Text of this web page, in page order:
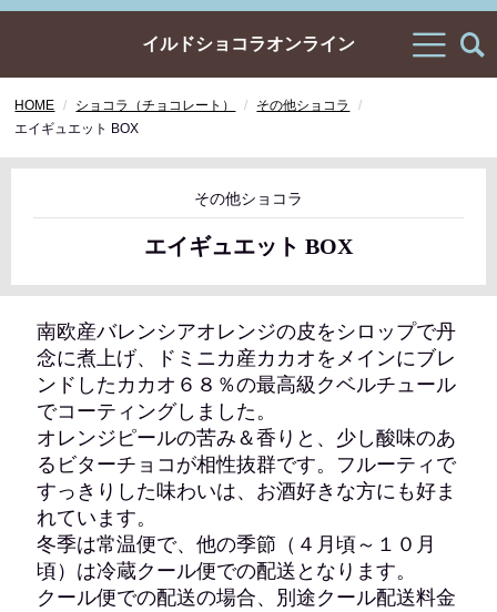
イルドショコラオンライン
HOME ショコラ（チョコレート）
その他ショコラ
エイギュエット BOX
その他ショコラ
エイギュエット BOX
南欧産バレンシアオレンジの皮をシロップで丹
念に煮上げ、ドミニカ産カカオをメインにブレ
ンドしたカカオ６８％の最高級クベルチュール
でコーティングしました。
オレンジピールの苦み＆香りと、少し酸味のあ
るビターチョコが相性抜群です。フルーティで
すっきりした味わいは、お酒好きな方にも好ま
れています。
冬季は常温便で、他の季節（４月頃～１０月
頃）は冷蔵クール便での配送となります。
クール便での配送の場合、別途クール配送料金